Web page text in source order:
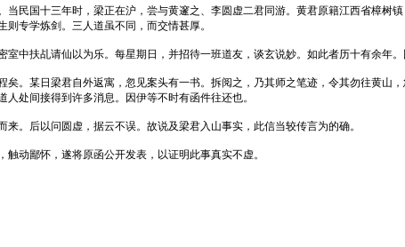
民国十三年时，梁正在沪，尝与黄邃之、李圆虚二君同游。黄君原籍江西省樟树
专学炼剑。三人道虽不同，而交情甚厚。
中扶乩请仙以为乐。每星期日，并招待一班道友，谈玄说妙。如此者历十有余年
。某日梁君自外返寓，忽见案头有一书。拆阅之，乃其师之笔迹，令其勿往黄山
处间接得到许多消息。因伊等不时有函件往还也。
。后以问圆虚，据云不误。故说及梁君入山事实，此信当较传言为的确。
动鄙怀，遂将原函公开发表，以证明此事真实不虚。